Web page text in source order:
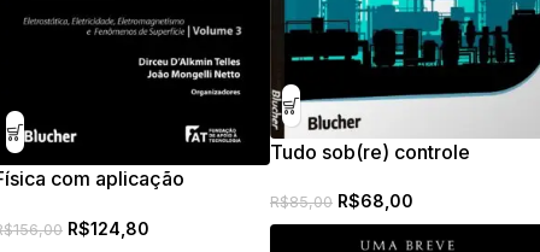
Tudo sob(re) controle
R$85,00 R$68,00
com aplicação
156,00 R$124,80